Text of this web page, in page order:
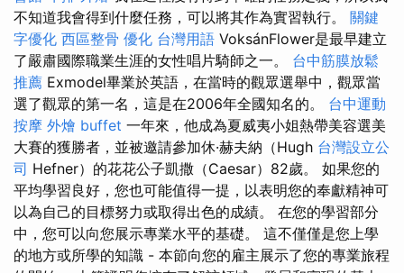
不知道我會得到什麼任務，可以將其作為實習執行。 關鍵
字優化 西區整骨 優化 台灣用語 VoksánFlower是最早建立
了嚴肅國際職業生涯的女性唱片騎師之一。 台中筋膜放鬆
推薦 Exmodel畢業於英語，在當時的觀眾選舉中，觀眾當
選了觀眾的第一名，這是在2006年全國知名的。 台中運動
按摩 外燴 buffet 一年來，他成為夏威夷小姐熱帶美容選美
大賽的獲勝者，並被邀請參加休·赫夫納（Hugh 台灣設立公
司 Hefner）的花花公子凱撒（Caesar）82歲。 如果您的
平均學習良好，您也可能值得一提，以表明您的奉獻精神可
以為自己的目標努力或取得出色的成績。 在您的學習部分
中，您可以向您展示專業水平的基礎。 這不僅僅是您上學
的地方或所學的知識 - 本節向您的雇主展示了您的專業旅程